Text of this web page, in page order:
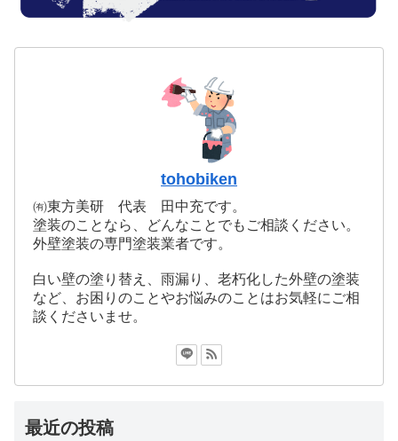
tohobiken
㈲東方美研 代表 田中充です。
塗装のことなら、どんなことでもご相談ください。
外壁塗装の専門塗装業者です。
白い壁の塗り替え、雨漏り、老朽化した外壁の塗装
など、お困りのことやお悩みのことはお気軽にご相
談くださいませ。
最近の投稿